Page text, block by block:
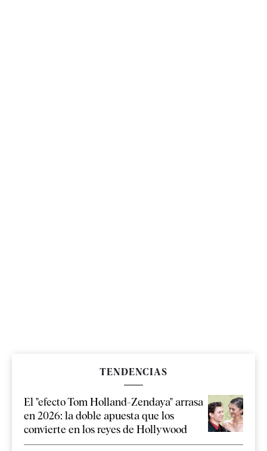
TENDENCIAS
El "efecto Tom Holland-Zendaya" arrasa
en 2026: la doble apuesta que los
convierte en los reyes de Hollywood